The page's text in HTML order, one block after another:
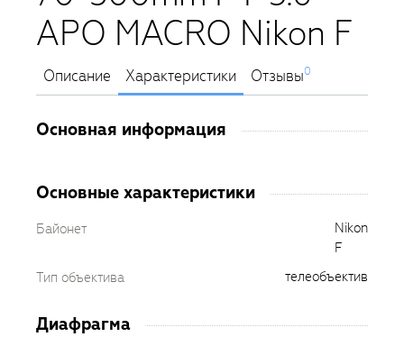
APO MACRO Nikon F
Описание Характеристики Отзывы0
Основная информация
Основные характеристики
Байонет
Nikon
F
Тип объектива
телеобъектив
Диафрагма